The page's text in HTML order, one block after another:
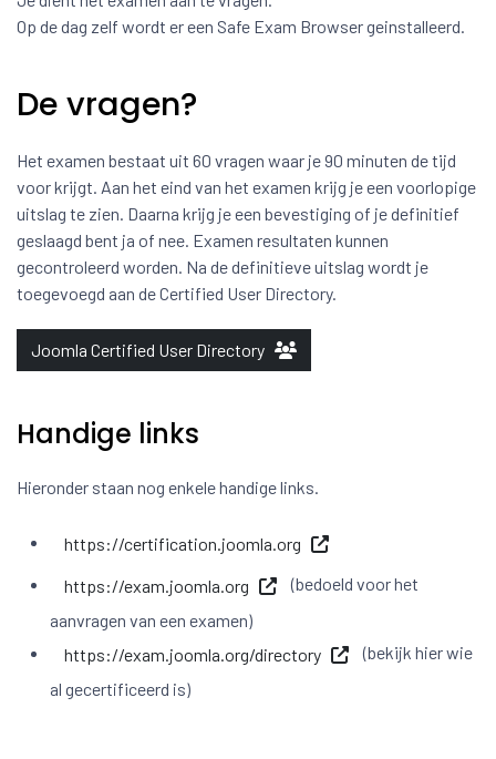
Op de dag zelf wordt er een Safe Exam Browser geinstalleerd.
De vragen?
Het examen bestaat uit 60 vragen waar je 90 minuten de tijd
voor krijgt. Aan het eind van het examen krijg je een voorlopige
uitslag te zien. Daarna krijg je een bevestiging of je definitief
geslaagd bent ja of nee. Examen resultaten kunnen
gecontroleerd worden. Na de definitieve uitslag wordt je
toegevoegd aan de Certified User Directory.
Joomla Certified User Directory
Handige links
Hieronder staan nog enkele handige links.
https://certification.joomla.org
https://exam.joomla.org
(bedoeld voor het
aanvragen van een examen)
https://exam.joomla.org/directory
(bekijk hier wie
al gecertificeerd is)